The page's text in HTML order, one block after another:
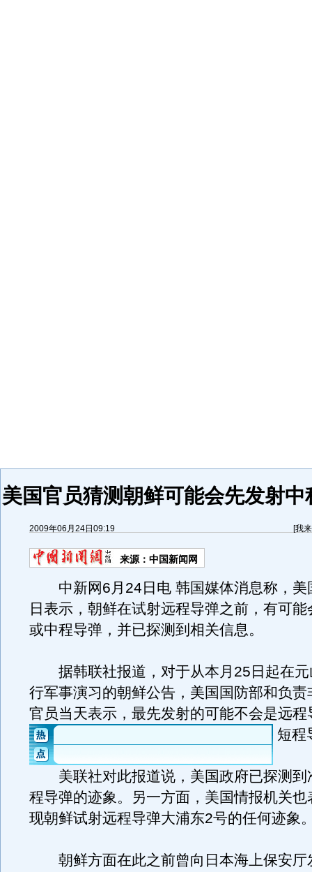
美国官员猜测朝鲜可能会先发射
2009年06月24日09:19 [我
来源： 中国新闻网
中新网6月24日电 韩国媒体消息称，美
日表示，朝鲜在试射远程导弹之前，有可
或中程导弹，并已探测到相关信息。
据韩联社报道，对于从本月25日起在元
行军事演习的朝鲜公告，美国国防部和负责
官员当天表示，最先发射的可能不会是远程
短程
美联社对此报道说，美国政府已探测到
程导弹的迹象。另一方面，美国情报机关也
现朝鲜试射远程导弹大浦东2号的任何迹象
朝鲜方面在此之前曾向日本海上保安厅